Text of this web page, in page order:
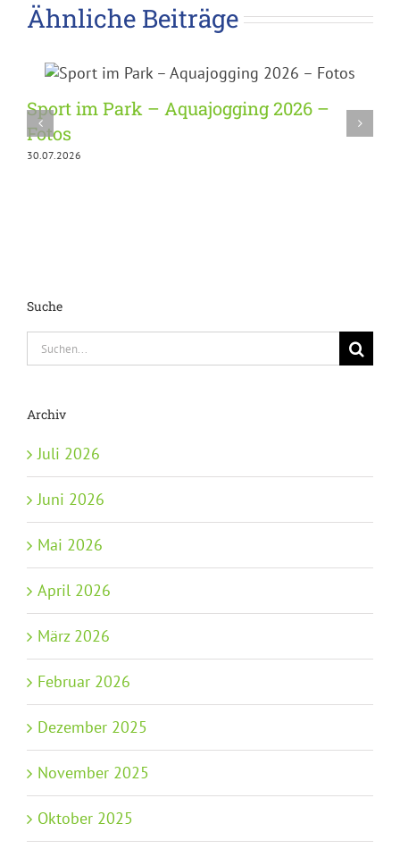
Ähnliche Beiträge
Sport im Park – Aquajogging 2026 –
Fotos
30.07.2026
Suche
Suche
nach:
Archiv
Juli 2026
Juni 2026
Mai 2026
April 2026
März 2026
Februar 2026
Dezember 2025
November 2025
Oktober 2025